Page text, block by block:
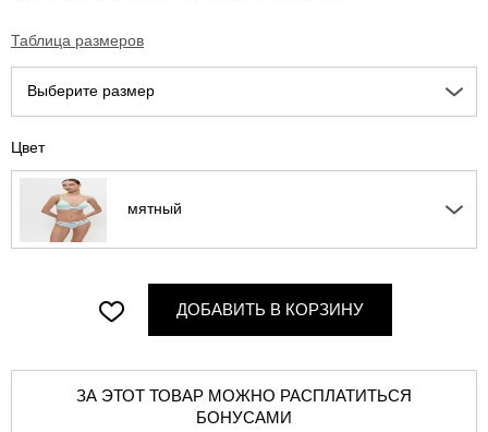
Таблица размеров
Выберите размер
Цвет
мятный
ДОБАВИТЬ В КОРЗИНУ
ЗА ЭТОТ ТОВАР МОЖНО РАСПЛАТИТЬСЯ
БОНУСАМИ